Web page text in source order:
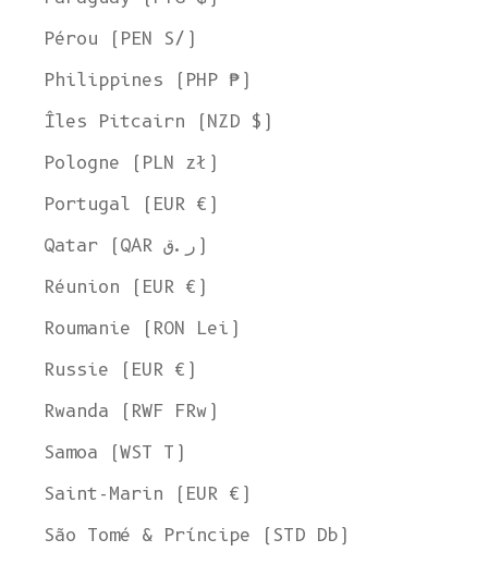
Pérou (PEN S/)
Philippines (PHP ₱)
Îles Pitcairn (NZD $)
Pologne (PLN zł)
Portugal (EUR €)
Qatar (QAR ر.ق)
Réunion (EUR €)
Roumanie (RON Lei)
Russie (EUR €)
Rwanda (RWF FRw)
Samoa (WST T)
Saint-Marin (EUR €)
São Tomé & Príncipe (STD Db)